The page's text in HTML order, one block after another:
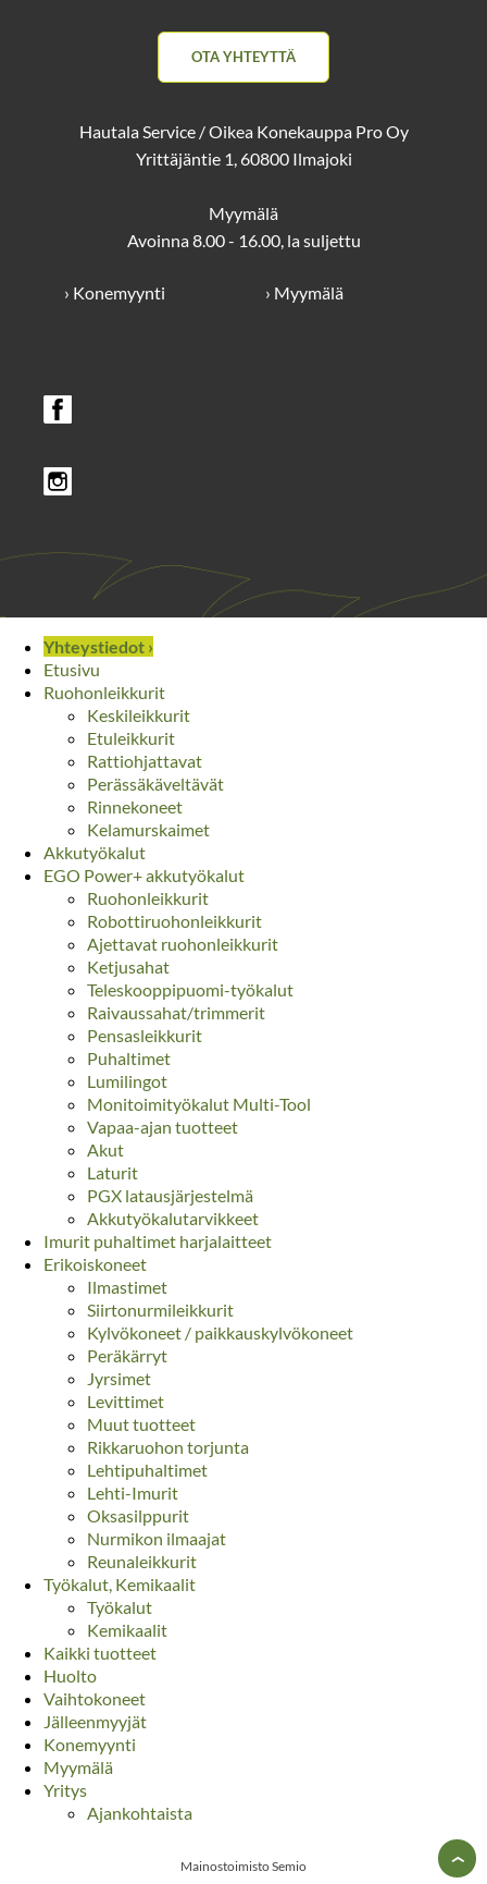
OTA YHTEYTTÄ
Hautala Service / Oikea Konekauppa Pro Oy
Yrittäjäntie 1, 60800 Ilmajoki
Myymälä
Avoinna 8.00 - 16.00, la suljettu
› Konemyynti › Myymälä
Yhteystiedot ›
Etusivu
Ruohonleikkurit
Keskileikkurit
Etuleikkurit
Rattiohjattavat
Perässäkäveltävät
Rinnekoneet
Kelamurskaimet
Akkutyökalut
EGO Power+ akkutyökalut
Ruohonleikkurit
Robottiruohonleikkurit
Ajettavat ruohonleikkurit
Ketjusahat
Teleskooppipuomi-työkalut
Raivaussahat/trimmerit
Pensasleikkurit
Puhaltimet
Lumilingot
Monitoimityökalut Multi-Tool
Vapaa-ajan tuotteet
Akut
Laturit
PGX latausjärjestelmä
Akkutyökalutarvikkeet
Imurit puhaltimet harjalaitteet
Erikoiskoneet
Ilmastimet
Siirtonurmileikkurit
Kylvökoneet / paikkauskylvökoneet
Peräkärryt
Jyrsimet
Levittimet
Muut tuotteet
Rikkaruohon torjunta
Lehtipuhaltimet
Lehti-Imurit
Oksasilppurit
Nurmikon ilmaajat
Reunaleikkurit
Työkalut, Kemikaalit
Työkalut
Kemikaalit
Kaikki tuotteet
Huolto
Vaihtokoneet
Jälleenmyyjät
Konemyynti
Myymälä
Yritys
Ajankohtaista
Mainostoimisto Semio ›